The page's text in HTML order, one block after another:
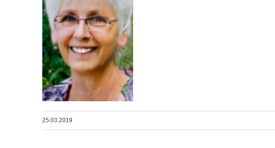
25.03.2019